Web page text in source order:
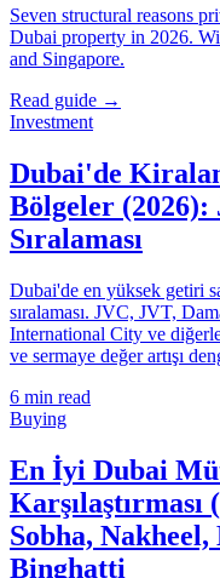
Seven structural reasons
Dubai property in 2026.
and Singapore.
Read guide →
Investment
Dubai'de
Bölgeler (2026):
Sıralaması
Dubai'de en yüksek getiri
sıralaması. JVC, JVT,
International City ve
ve sermaye değer artışı
6 min read
Buying
En İyi Dubai
Sobha,
Binghatti